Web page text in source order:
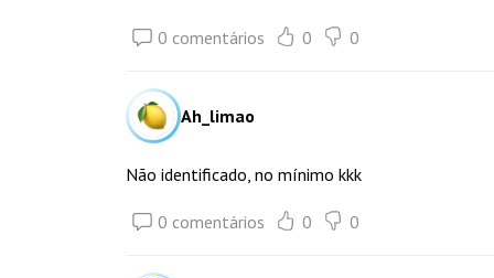
0 comentários 0 0
Ah_limao
Não identificado, no mínimo kkk
0 comentários 0 0